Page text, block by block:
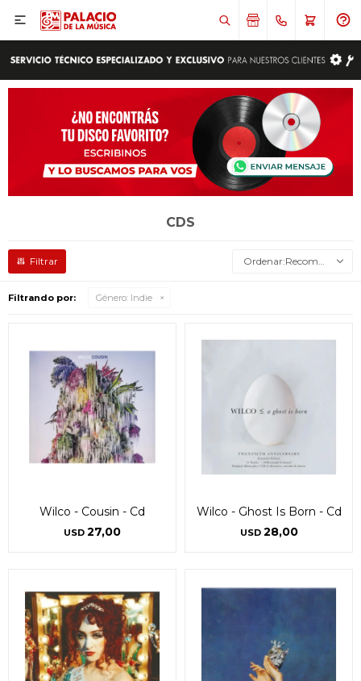

CDS
Recomendados
Filtrando por: Género: Indie
Wilco - Cousin - Cd
USD 27,00
Wilco - Ghost Is Born - Cd
USD 28,00